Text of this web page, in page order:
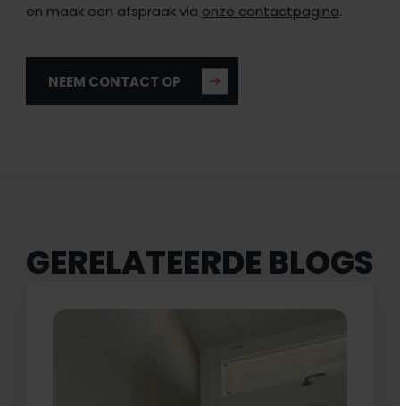
en maak een afspraak via onze contactpagina.
NEEM CONTACT OP
GERELATEERDEBLOGS